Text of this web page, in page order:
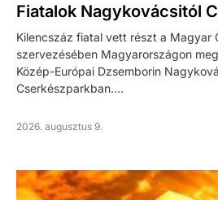
Fiatalok Nagykovácsitól
Kilencszáz fiatal vett részt a Magyar
szervezésében Magyarországon
Közép-Európai Dzsemborin
Cserkészparkban.…
2026. augusztus 9.